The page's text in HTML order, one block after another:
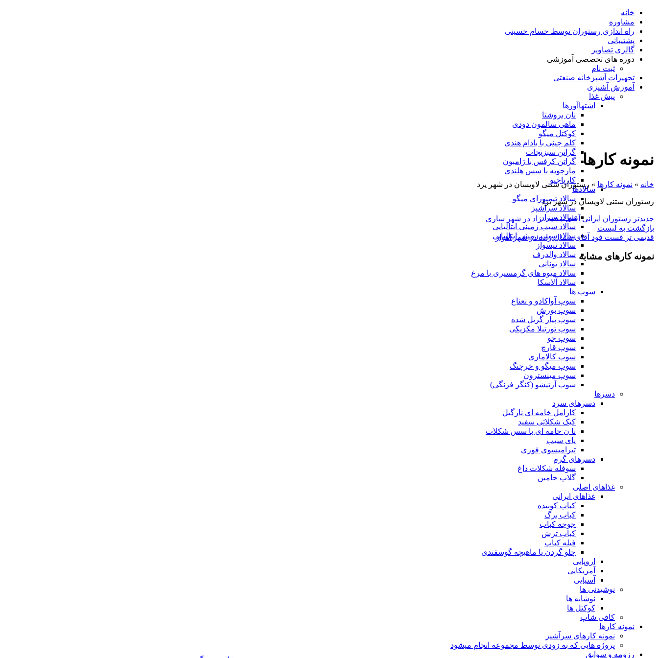
خانه
مشاوره
راه اندازی رستوران توسط حسام حسینی
پشتیبانی
گالری تصاویر
دوره های تخصصی آموزشی
ثبت نام
تجهیزات آشپزخانه صنعتی
آموزش آشپزی
پیش غذا
اشتهاآورها
نان بروشتا
ماهی سالمون دودی
کوکتل میگو
کلم چینی با بادام هندی
گراتن سبزیجات
گراتن کرفس با ژامبون
مارچوبه با سس هلندی
کارپاچیو
سالادها
سالاد تیمپورای میگو
سالاد سرآشپز
سالاد سزار
سالاد سیب زمینی ایتالیایی
سالاد سیب زمینی ایتالیایی
سالاد نیسواز
سالاد والدرف
سالاد یونانی
سالاد میوه های گرمسیری با مرغ
سالاد آلاسکا
سوپ ها
سوپ آواکادو و نعناع
سوپ بورش
سوپ پیاز گریل شده
سوپ تورتیلا مکزیکی
سوپ جو
سوپ قارچ
سوپ کالاماری
سوپ میگو و خرچنگ
سوپ مینسترون
سوپ آرتیشو (کنگر فرنگی)
دسرها
دسرهای سرد
کارامل خامه ای نارگیل
کیک شکلاتی سفید
نا ن خامه ای با سس شکلات
پای سیب
تیرامیسوی فوری
دسرهای گرم
سوفله شکلات داغ
گلاب جامین
غذاهای اصلی
غذاهای ایرانی
کباب کوبیده
کباب برگ
جوجه کباب
کباب ترش
فیله کباب
چلو گردن یا ماهیچه گوسفندی
اروپایی
آمریکایی
آسیایی
نوشیدنی ها
نوشابه ها
کوکتل ها
کافی شاپ
نمونه کارها
نمونه کارهای سرآشپز
پروژه هایی که به زودی توسط مجموعه انجام میشود
رزومه و سوابق
نمونه کارها
خانه » نمونه کارها » رستوران ستنی لاویسان در شهر یزد
رستوران ستنی لاویسان در شهر یزد
جدیدتر رستوران ایرانی آقای محمد نژاد در شهر ساری
بازگشت به لیست
قدیمی تر فست فود آقای شمال زاده در شهر اهواز
نمونه کارهای مشابه